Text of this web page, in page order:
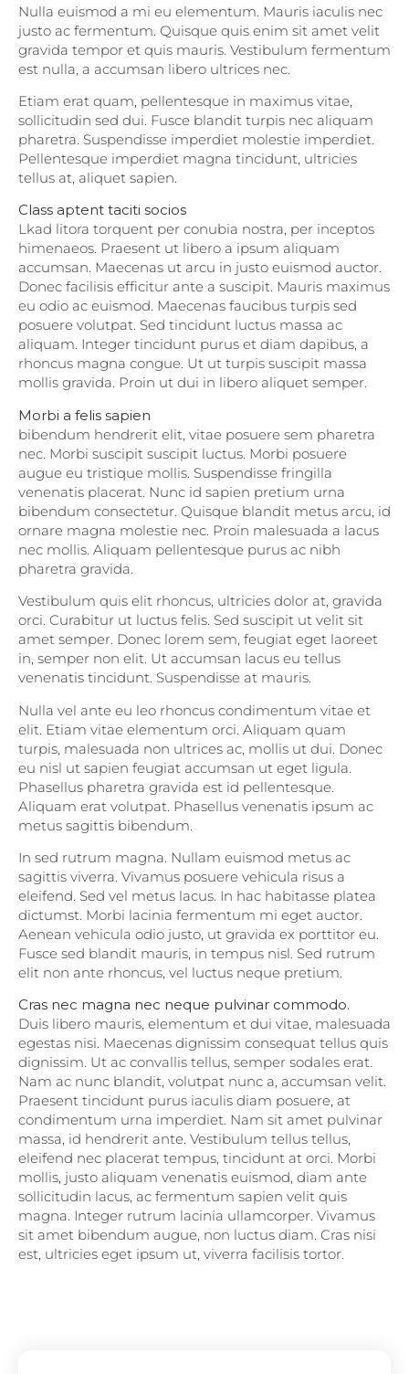
Nulla euismod a mi eu elementum. Mauris iaculis nec
justo ac fermentum. Quisque quis enim sit amet velit
gravida tempor et quis mauris. Vestibulum fermentum
est nulla, a accumsan libero ultrices nec.
Etiam erat quam, pellentesque in maximus vitae,
sollicitudin sed dui. Fusce blandit turpis nec aliquam
pharetra. Suspendisse imperdiet molestie imperdiet.
Pellentesque imperdiet magna tincidunt, ultricies
tellus at, aliquet sapien.
Class aptent taciti socios
Lkad litora torquent per conubia nostra, per inceptos
himenaeos. Praesent ut libero a ipsum aliquam
accumsan. Maecenas ut arcu in justo euismod auctor.
Donec facilisis efficitur ante a suscipit. Mauris maximus
eu odio ac euismod. Maecenas faucibus turpis sed
posuere volutpat. Sed tincidunt luctus massa ac
aliquam. Integer tincidunt purus et diam dapibus, a
rhoncus magna congue. Ut ut turpis suscipit massa
mollis gravida. Proin ut dui in libero aliquet semper.
Morbi a felis sapien
bibendum hendrerit elit, vitae posuere sem pharetra
nec. Morbi suscipit suscipit luctus. Morbi posuere
augue eu tristique mollis. Suspendisse fringilla
venenatis placerat. Nunc id sapien pretium urna
bibendum consectetur. Quisque blandit metus arcu, id
ornare magna molestie nec. Proin malesuada a lacus
nec mollis. Aliquam pellentesque purus ac nibh
pharetra gravida.
Vestibulum quis elit rhoncus, ultricies dolor at, gravida
orci. Curabitur ut luctus felis. Sed suscipit ut velit sit
amet semper. Donec lorem sem, feugiat eget laoreet
in, semper non elit. Ut accumsan lacus eu tellus
venenatis tincidunt. Suspendisse at mauris.
Nulla vel ante eu leo rhoncus condimentum vitae et
elit. Etiam vitae elementum orci. Aliquam quam
turpis, malesuada non ultrices ac, mollis ut dui. Donec
eu nisl ut sapien feugiat accumsan ut eget ligula.
Phasellus pharetra gravida est id pellentesque.
Aliquam erat volutpat. Phasellus venenatis ipsum ac
metus sagittis bibendum.
In sed rutrum magna. Nullam euismod metus ac
sagittis viverra. Vivamus posuere vehicula risus a
eleifend. Sed vel metus lacus. In hac habitasse platea
dictumst. Morbi lacinia fermentum mi eget auctor.
Aenean vehicula odio justo, ut gravida ex porttitor eu.
Fusce sed blandit mauris, in tempus nisl. Sed rutrum
elit non ante rhoncus, vel luctus neque pretium.
Cras nec magna nec neque pulvinar commodo.
Duis libero mauris, elementum et dui vitae, malesuada
egestas nisi. Maecenas dignissim consequat tellus quis
dignissim. Ut ac convallis tellus, semper sodales erat.
Nam ac nunc blandit, volutpat nunc a, accumsan velit.
Praesent tincidunt purus iaculis diam posuere, at
condimentum urna imperdiet. Nam sit amet pulvinar
massa, id hendrerit ante. Vestibulum tellus tellus,
eleifend nec placerat tempus, tincidunt at orci. Morbi
mollis, justo aliquam venenatis euismod, diam ante
sollicitudin lacus, ac fermentum sapien velit quis
magna. Integer rutrum lacinia ullamcorper. Vivamus
sit amet bibendum augue, non luctus diam. Cras nisi
est, ultricies eget ipsum ut, viverra facilisis tortor.